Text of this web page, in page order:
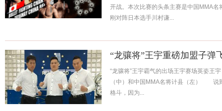
开战。本次比赛的头条主赛是中国MMA
刚对阵日本选手川村谦...
“龙骧将”王宇重磅加盟子弹
“龙骧将”王宇霸气的出场王宇赛场英姿 王
（中）和中国MMA名将计县（左） 说
格斗，因为...